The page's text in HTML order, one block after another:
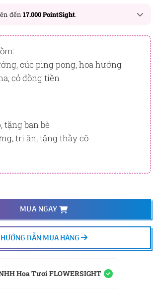
đến 17.000 PointSight.
ước tính bạn sẽ được tích lũy khi mua
tương ứng với quyền lợi hạng
dùng để trừ trực tiếp vào đơn hàng hoặc
tại Flowersight.
cho bạn.
cúc ping pong, hoa hướng
cỏ đồng tiền
tặng bạn bè
tri ân, tặng thầy cô
MUA NGAY
HƯỚNG DẪN MUA HÀNG
Hoa Tươi FLOWERSIGHT